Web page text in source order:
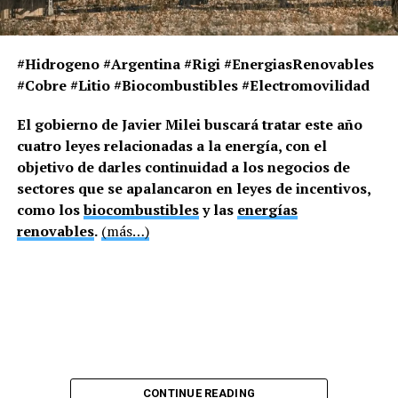
RELATED TOPICS:
ENERGIA EOLICA
ENERGIA EOLICA TIERRA DEL FUEGO
#Hidrogeno #Argentina #Rigi #EnergiasRenovables
#Cobre #Litio #Biocombustibles #Electromovilidad
El gobierno de Javier Milei buscará tratar este año
cuatro leyes relacionadas a la energía, con el
objetivo de darles continuidad a los negocios de
sectores que se apalancaron en leyes de incentivos,
como losbiocombustiblesy las energías
renovables. (más…)
CONTINUE READING